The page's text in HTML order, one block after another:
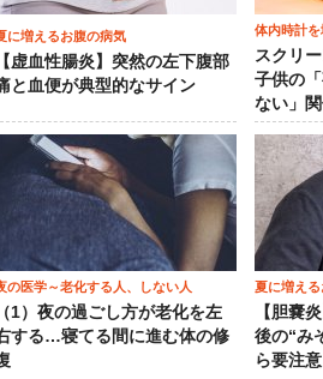
に増えるお腹の病気
【虚血性腸炎】突然の左下腹部
と血便が典型的なサイン
体内時計
スクリ
子供の
ない」
の医学～老化する人、しない人
（1）夜の過ごし方が老化を左
する…寝てる間に進む体の修
夏に増え
【胆嚢
後の“み
ら要注意